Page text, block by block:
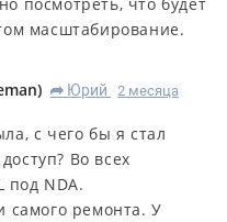
масштабирование.
) R Юрий
2 месяца
с чего бы я стал
Во всех
под NDA.
самого ремонта. У